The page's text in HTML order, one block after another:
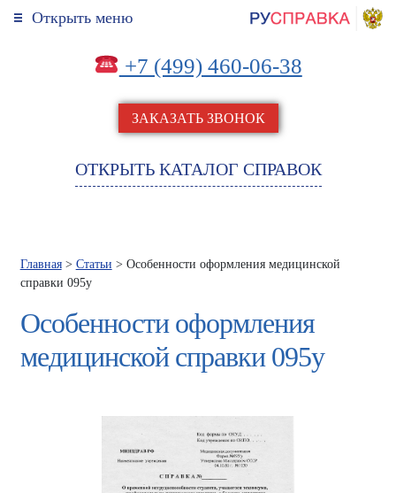
Открыть меню
ОТКРЫТЬ КАТАЛОГ СПРАВОК
+7 (499) 460-06-38
ЗАКАЗАТЬ ЗВОНОК
Главная> Статьи > Особенности оформления медицинской
справки 095у
Особенности оформления
медицинской справки 095у